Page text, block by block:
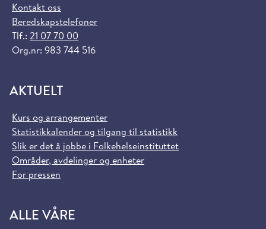
Kontakt oss
Beredskapstelefoner
Tlf.: 21 07 70 00
Org.nr: 983 744 516
AKTUELT
Kurs og arrangementer
Statistikkalender og tilgang til statistikk
Slik er det å jobbe i Folkehelseinstituttet
Områder, avdelinger og enheter
For pressen
ALLE VÅRE